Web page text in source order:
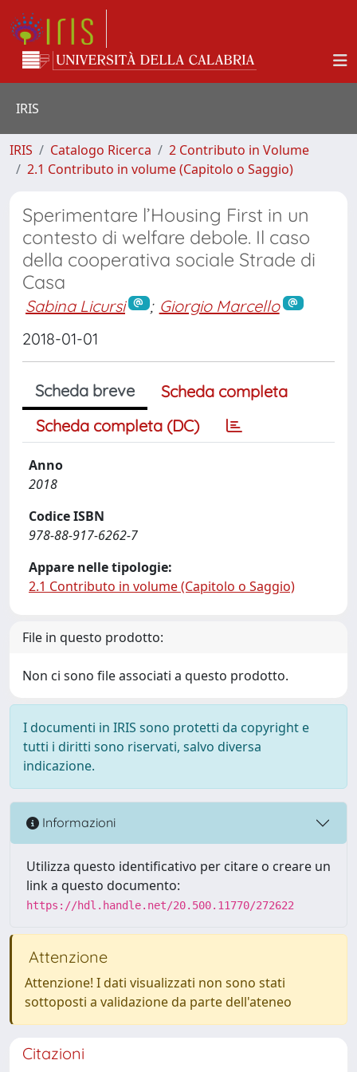
IRIS
IRIS Catalogo Ricerca
2 Contributo in Volume
2.1 Contributo in volume (Capitolo o Saggio)
Sperimentare l’Housing First in un
contesto di welfare debole. Il caso
della cooperativa sociale Strade di
Casa
Sabina Licursi ; Giorgio Marcello
2018-01-01
Scheda breve
Scheda completa
Scheda completa (DC)
Anno
2018
Codice ISBN
978-88-917-6262-7
Appare nelle tipologie:
2.1 Contributo in volume (Capitolo o Saggio)
File in questo prodotto:
Non ci sono file associati a questo prodotto.
I documenti in IRIS sono protetti da copyright e
tutti i diritti sono riservati, salvo diversa
indicazione.
Informazioni
Utilizza questo identificativo per citare o creare un
link a questo documento:
https://hdl.handle.net/20.500.11770/272622
Attenzione
Attenzione! I dati visualizzati non sono stati
sottoposti a validazione da parte dell'ateneo
Citazioni